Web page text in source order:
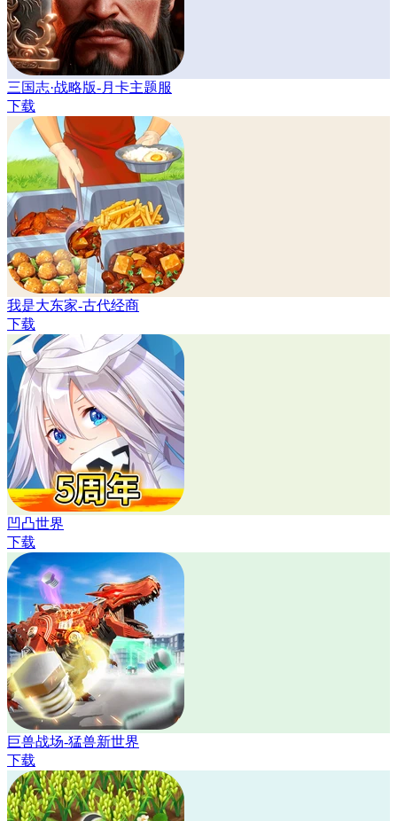
三国志·战略版-月卡主题服
下载
我是大东家-古代经商
下载
凹凸世界
下载
巨兽战场-猛兽新世界
下载